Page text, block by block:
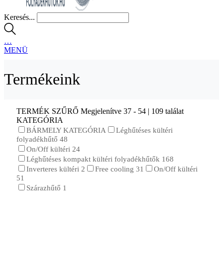
Keresés...
…
MENÜ
Termékeink
TERMÉK SZŰRŐ Megjelenítve 37 - 54 | 109 találat
KATEGÓRIA
BÁRMELY KATEGÓRIA
Léghűtéses kültéri
folyadékhűtő 48
On/Off kültéri 24
Léghűtéses kompakt kültéri folyadékhűtők 168
Inverteres kültéri 2 Free cooling 31
On/Off kültéri
51
Szárazhűtő 1